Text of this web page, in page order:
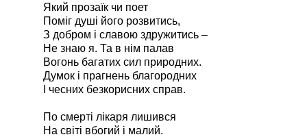
Який прозаїк чи поет
Поміг душі його розвитись,
З добром і славою здружитись –
Не знаю я. Та в нім палав
Вогонь багатих сил природних.
Думок і прагнень благородних
І чесних безкорисних справ.
По смерті лікаря лишився
На світі вбогий і малий.